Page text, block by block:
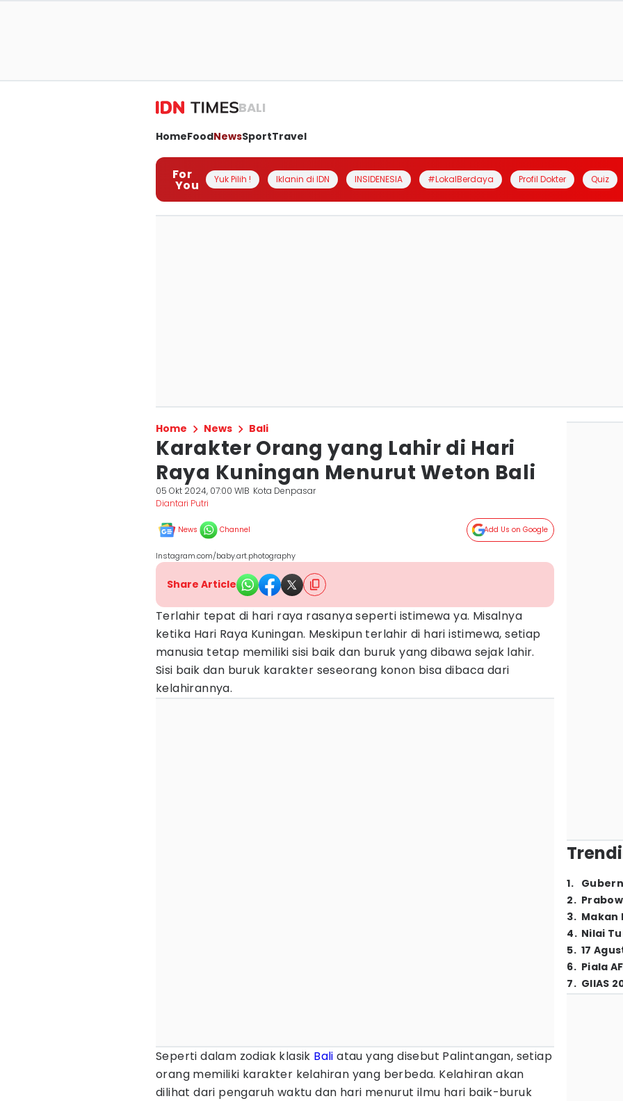
BALI
HomeFoodNewsSportTravel
For
You Yuk Pilih ! Iklanin di IDN INSIDENESIA #LokalBerdaya Profil Dokter Quiz
Home News Bali
Karakter Orang yang Lahir di Hari
Raya Kuningan Menurut Weton Bali
05 Okt 2024, 07:00 WIB Kota Denpasar
Diantari Putri
News Channel Add Us on Google
Instagram.com/baby.art.photography
Share Article
Terlahir tepat di hari raya rasanya seperti istimewa ya. Misalnya
ketika Hari Raya Kuningan. Meskipun terlahir di hari istimewa, setiap
manusia tetap memiliki sisi baik dan buruk yang dibawa sejak lahir.
Sisi baik dan buruk karakter seseorang konon bisa dibaca dari
kelahirannya.
Seperti dalam zodiak klasik Bali atau yang disebut Palintangan, setiap
orang memiliki karakter kelahiran yang berbeda. Kelahiran akan
dilihat dari pengaruh waktu dan hari menurut ilmu hari baik-buruk
1.
2.
3. Makan
4. Nilai
5. 17
6. Piala
7. GIIAS